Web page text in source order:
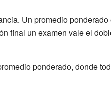
Un promedio
final un examen vale el
ponderado, donde